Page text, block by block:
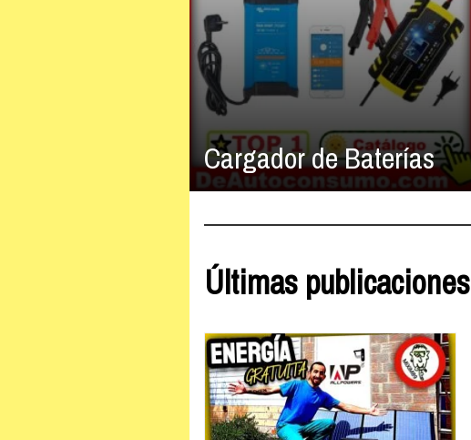
Cargador de Baterías
Últimas publicaciones